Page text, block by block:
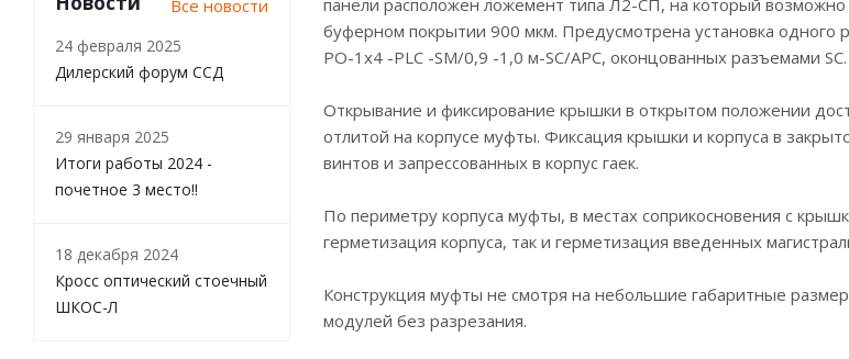
панели расположен ложемент типа Л2-СП, на который возможно
буферном покрытии 900 мкм. Предусмотрена установка одного
РО-1х4 -PLC -SM/0,9 -1,0 м-SC/APC, оконцованных разъемами SC.
Открывание и фиксирование крышки в открытом положении
отлитой на корпусе муфты. Фиксация крышки и корпуса в
винтов и запрессованных в корпус гаек.
По периметру корпуса муфты, в местах соприкосновения с
герметизация корпуса, так и герметизация введенных
Конструкция муфты не смотря на небольшие габаритные
модулей без разрезания.
Все новости
24 февраля 2025
Дилерский форум ССД
29 января 2025
Итоги работы 2024 -
почетное 3 место!!
18 декабря 2024
Кросс оптический стоечный
ШКОС-Л